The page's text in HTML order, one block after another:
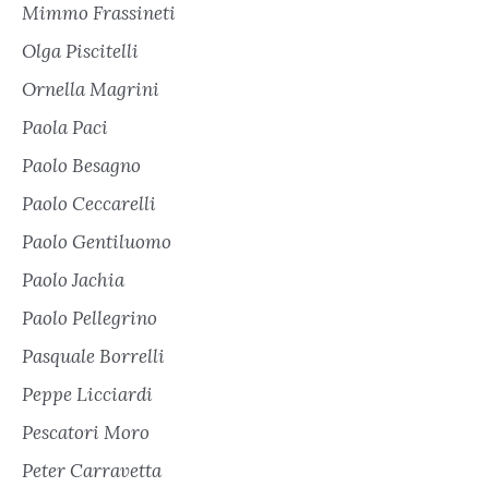
Mimmo Frassineti
Olga Piscitelli
Ornella Magrini
Paola Paci
Paolo Besagno
Paolo Ceccarelli
Paolo Gentiluomo
Paolo Jachia
Paolo Pellegrino
Pasquale Borrelli
Peppe Licciardi
Pescatori Moro
Peter Carravetta